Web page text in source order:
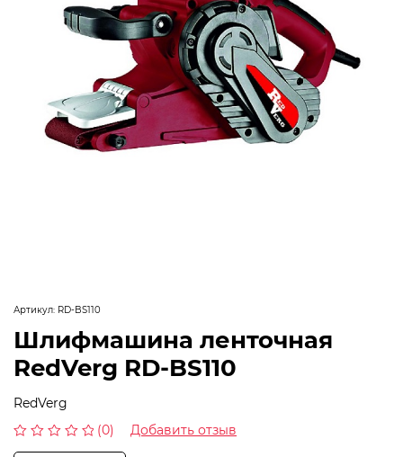
Артикул: RD-BS110
Шлифмашина ленточная
RedVerg RD-BS110
RedVerg
(0) Добавить отзыв